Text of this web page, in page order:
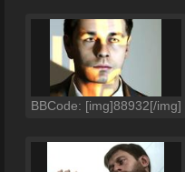
BBCode: [img]88932[/img]